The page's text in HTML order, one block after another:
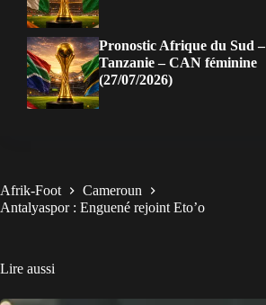
Pronostic Afrique du Sud –
Tanzanie – CAN féminine
(27/07/2026)
Afrik-Foot
Cameroun
Antalyaspor : Enguené rejoint Eto’o
Lire aussi